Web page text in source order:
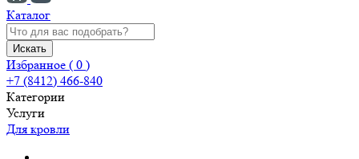
Каталог
Искать
Избранное ( 0 )
+7 (8412) 466-840
Категории
Услуги
Для кровли